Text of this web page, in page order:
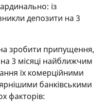
із
депозити на 3
зробити припущення,
3 місяці найближчим
їх комерційними
банківськими
факторів: